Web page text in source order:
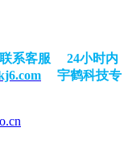
系客服 24小时内
宇鹤科技专